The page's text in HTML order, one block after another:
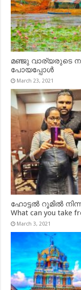
മഞ്ജു വാര്യരുടെ
പോയപ്പോൾ
March 23, 2021
ഹോട്ടൽ റൂമിൽ
What can you take
March 3, 2021